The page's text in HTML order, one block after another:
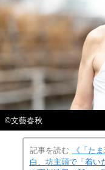
©︎文藝春秋
記事を読む
《「た
白、坊主頭で「着